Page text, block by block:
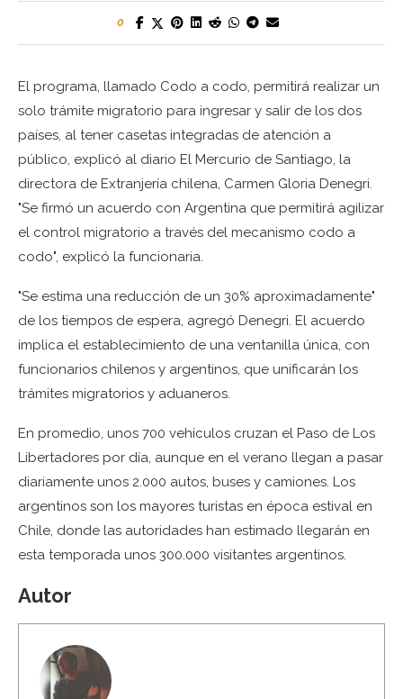
0
El programa, llamado Codo a codo, permitirá realizar un
solo trámite migratorio para ingresar y salir de los dos
países, al tener casetas integradas de atención a
público, explicó al diario El Mercurio de Santiago, la
directora de Extranjería chilena, Carmen Gloria Denegri.
"Se firmó un acuerdo con Argentina que permitirá agilizar
el control migratorio a través del mecanismo codo a
codo", explicó la funcionaria.
"Se estima una reducción de un 30% aproximadamente"
de los tiempos de espera, agregó Denegri. El acuerdo
implica el establecimiento de una ventanilla única, con
funcionarios chilenos y argentinos, que unificarán los
trámites migratorios y aduaneros.
En promedio, unos 700 vehículos cruzan el Paso de Los
Libertadores por día, aunque en el verano llegan a pasar
diariamente unos 2.000 autos, buses y camiones. Los
argentinos son los mayores turistas en época estival en
Chile, donde las autoridades han estimado llegarán en
esta temporada unos 300.000 visitantes argentinos.
Autor